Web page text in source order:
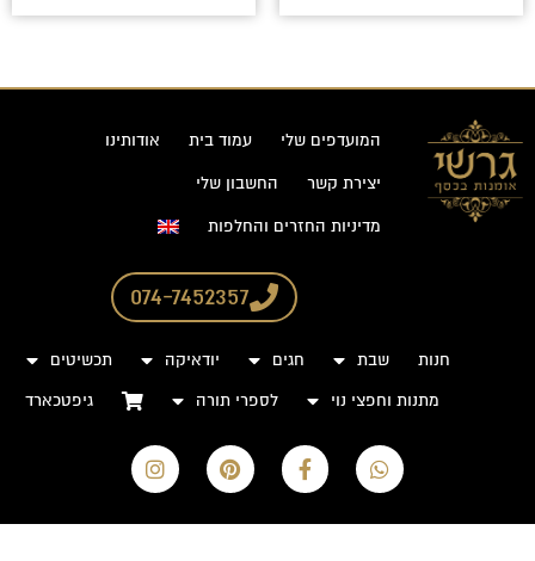
המועדפים שלי עמוד בית אודותינו
יצירת קשר החשבון שלי
מדיניות החזרים והחלפות
074-7452357
חנות שבת חגים יודאיקה
תכשיטים
מתנות וחפצי נוי
לספרי תורה גיפטכארד
W
h
a
t
F
a
c
e
P
i
n
t
I
n
s
t